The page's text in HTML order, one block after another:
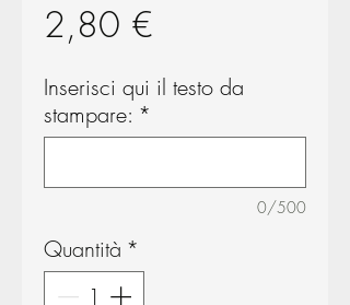
2,80 €
Inserisci qui il testo da
stampare: *
0/500
Quantità *